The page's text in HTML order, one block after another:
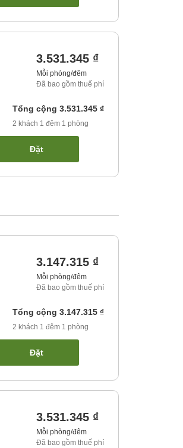
3.531.345 ₫
Mỗi phòng/đêm
Đã bao gồm thuế phí
Tổng cộng 3.531.345 ₫
2 khách 1 đêm 1 phòng
Đặt
3.147.315 ₫
Mỗi phòng/đêm
Đã bao gồm thuế phí
Tổng cộng 3.147.315 ₫
2 khách 1 đêm 1 phòng
Đặt
3.531.345 ₫
Mỗi phòng/đêm
Đã bao gồm thuế phí